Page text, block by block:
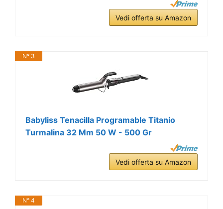
Vedi offerta su Amazon
N° 3
Babyliss Tenacilla Programable Titanio
Turmalina 32 Mm 50 W - 500 Gr
Vedi offerta su Amazon
N° 4